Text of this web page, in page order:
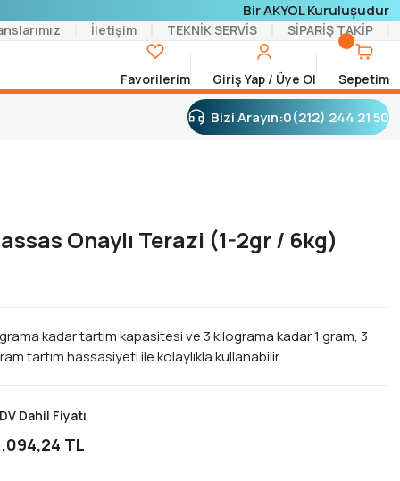
Bir AKYOL Kuruluşudur
İletişim TEKNİK SERVİS SİPARİŞ TAKİP
Favorilerim Giriş Yap / Üye Ol Sepetim
Bizi Arayın:0(212) 244 21 50
Onaylı Terazi (1-2gr / 6kg)
kadar tartım kapasitesi ve 3 kilograma kadar 1 gram, 3
tartım hassasiyeti ile kolaylıkla kullanabilir.
Dahil Fiyatı
TL